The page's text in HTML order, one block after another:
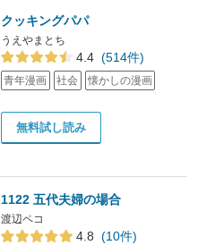
クッキングパパ
うえやまとち
4.4 (514件)
青年漫画 社会 懐かしの漫画
無料試し読み
1122 五代夫婦の場合
渡辺ペコ
4.8 (10件)